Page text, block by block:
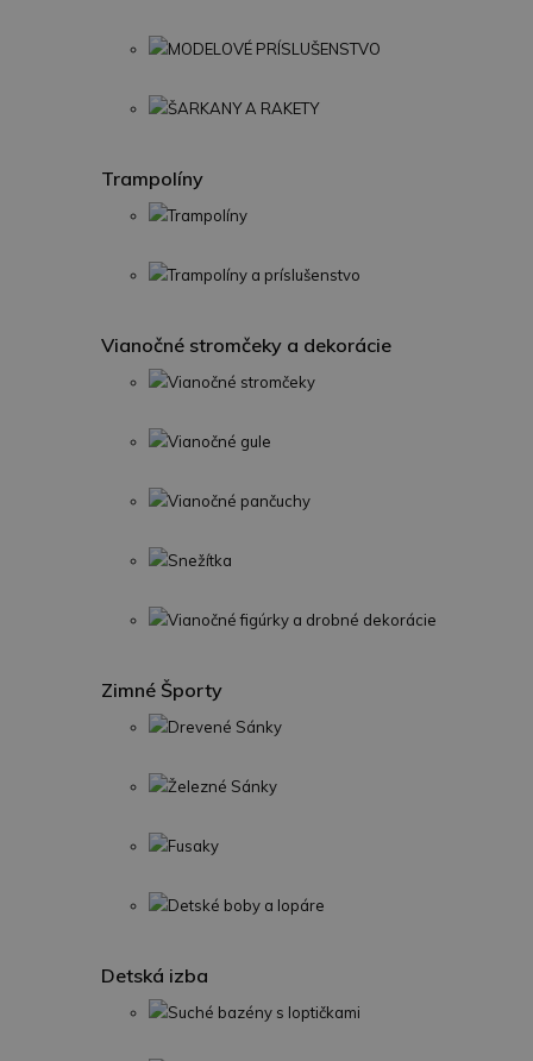
MODELOVÉ PRÍSLUŠENSTVO
ŠARKANY A RAKETY
Trampolíny
Trampolíny
Trampolíny a príslušenstvo
Vianočné stromčeky a dekorácie
Vianočné stromčeky
Vianočné gule
Vianočné pančuchy
Snežítka
Vianočné figúrky a drobné dekorácie
Zimné Športy
Drevené Sánky
Železné Sánky
Fusaky
Detské boby a lopáre
Detská izba
Suché bazény s loptičkami